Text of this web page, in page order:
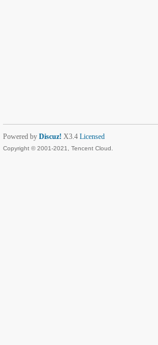
Powered by Discuz! X3.4 Licensed
Copyright © 2001-2021, Tencent Cloud.